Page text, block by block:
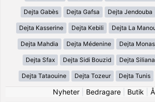
Dejta Gabès Dejta Gafsa Dejta Jendouba
Dejta Kasserine Dejta Kebili Dejta La
Dejta Mahdia Dejta Médenine Dejta
Dejta Sfax Dejta Sidi Bouzid Dejta Siliana
Dejta Tataouine Dejta Tozeur Dejta Tunis
Nyheter| Bedragare| Butik